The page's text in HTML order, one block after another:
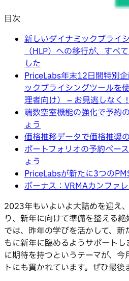
目次
新しいダイナミックプライ
（HLP）への移行が、すべ
した
PriceLabs年末12日間特別
ックプライシングツールを
理者向け） – お見逃しなく
端数空室機能の強化で予約
ょう
価格推移データで価格推奨
ポートフォリオの予約ペー
ょう
PriceLabsが新たに3つの
ボーナス：VRMAカンファ
2023年もいよいよ大詰めを迎え
り、新年に向けて準備を整える
では、昨年の学びを活かして、
もに新年に臨めるようサポート
に期待を持つというテーマが、
トにも貫かれています。ぜひ最後